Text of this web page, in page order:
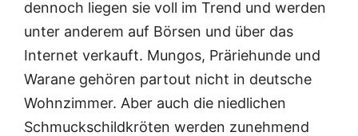
dennoch liegen sie voll im Trend und werden
unter anderem auf Börsen und über das
Internet verkauft. Mungos, Präriehunde und
Warane gehören partout nicht in deutsche
Wohnzimmer. Aber auch die niedlichen
Schmuckschildkröten werden zunehmend